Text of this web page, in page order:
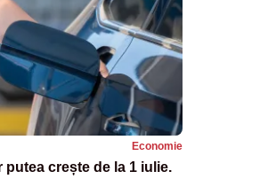
Economie
crește de la 1 iulie.